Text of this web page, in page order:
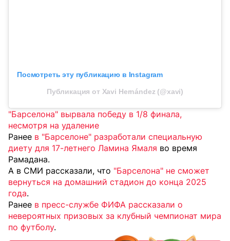
Посмотреть эту публикацию в Instagram
Публикация от Xavi Hernández (@xavi)
"Барселона" вырвала победу в 1/8 финала,
несмотря на удаление
Ранее в "Барселоне" разработали специальную
диету для 17-летнего Ламина Ямаля во время
Рамадана.
А в СМИ рассказали, что "Барселона" не сможет
вернуться на домашний стадион до конца 2025
года.
Ранее в пресс-службе ФИФА рассказали о
невероятных призовых за клубный чемпионат мира
по футболу.